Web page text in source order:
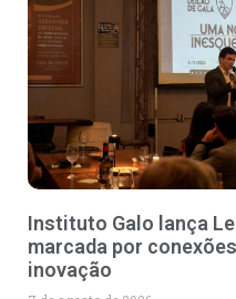
Instituto Galo lança
marcada por
inovação